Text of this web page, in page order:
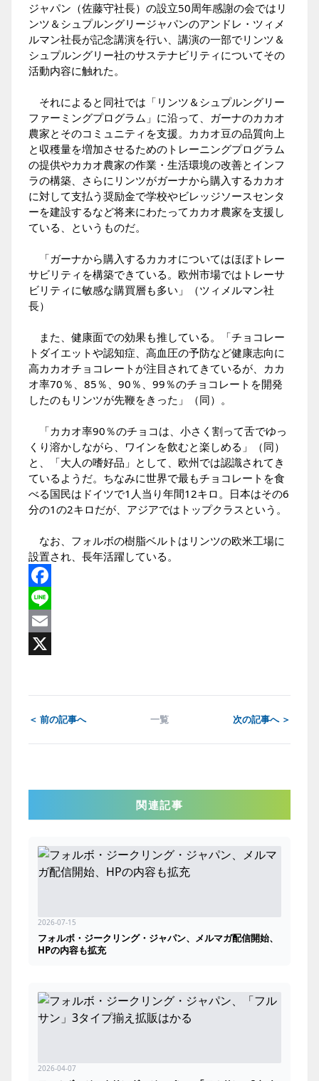
ジャパン（佐藤守社長）の設立50周年感謝の会ではリ
ンツ＆シュプルングリージャパンのアンドレ・ツィメ
ルマン社長が記念講演を行い、講演の一部でリンツ＆
シュプルングリー社のサステナビリティについてその
活動内容に触れた。
それによると同社では「リンツ＆シュプルングリー
ファーミングプログラム」に沿って、ガーナのカカオ
農家とそのコミュニティを支援。カカオ豆の品質向上
と収穫量を増加させるためのトレーニングプログラム
の提供やカカオ農家の作業・生活環境の改善とインフ
ラの構築、さらにリンツがガーナから購入するカカオ
に対して支払う奨励金で学校やビレッジソースセンタ
ーを建設するなど将来にわたってカカオ農家を支援し
ている、というものだ。
「ガーナから購入するカカオについてはほぼトレー
サビリティを構築できている。欧州市場ではトレーサ
ビリティに敏感な購買層も多い」（ツィメルマン社
長）
また、健康面での効果も推している。「チョコレー
トダイエットや認知症、高血圧の予防など健康志向に
高カカオチョコレートが注目されてきているが、カカ
オ率70％、85％、90％、99％のチョコレートを開発
したのもリンツが先鞭をきった」（同）。
「カカオ率90％のチョコは、小さく割って舌でゆっ
くり溶かしながら、ワインを飲むと楽しめる」（同）
と、「大人の嗜好品」として、欧州では認識されてき
ているようだ。ちなみに世界で最もチョコレートを食
べる国民はドイツで1人当り年間12キロ。日本はその6
分の1の2キロだが、アジアではトップクラスという。
なお、フォルボの樹脂ベルトはリンツの欧米工場に
設置され、長年活躍している。
Facebook
Line
Email
＜ 前の記事へ 一覧 次の記事へ ＞
関連記事
2026-07-15
フォルボ・ジークリング・ジャパン、メルマガ配信開始、
HPの内容も拡充
2026-04-07